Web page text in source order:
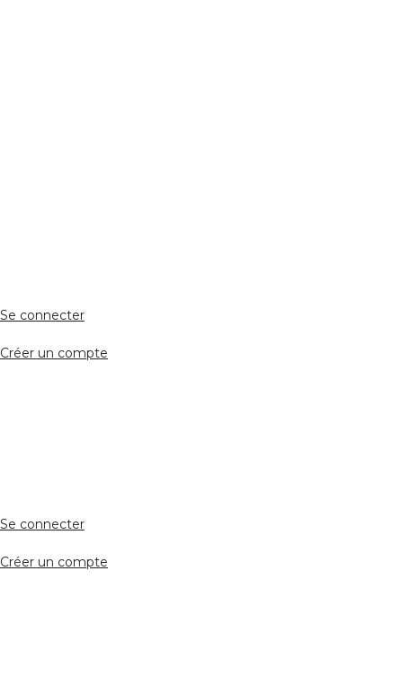
Se connecter
Créer un compte
Se connecter
Créer un compte